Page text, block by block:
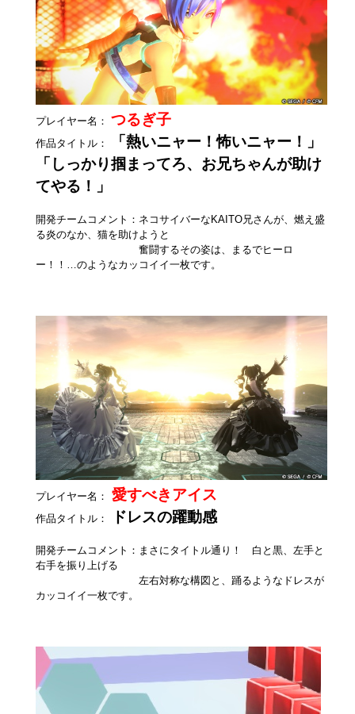
プレイヤー名： つるぎ子
作品タイトル：
「熱いニャー！怖いニャー！」
「しっかり掴まってろ、お兄ちゃんが助け
てやる！」
開発チームコメント：ネコサイバーなKAITO兄さんが、燃え盛
る炎のなか、猫を助けようと
奮闘するその姿は、まるでヒーロ
ー！！…のようなカッコイイ一枚です。
プレイヤー名： 愛すべきアイス
作品タイトル： ドレスの躍動感
開発チームコメント：まさにタイトル通り！ 白と黒、左手と
右手を振り上げる
左右対称な構図と、踊るようなドレスが
カッコイイ一枚です。